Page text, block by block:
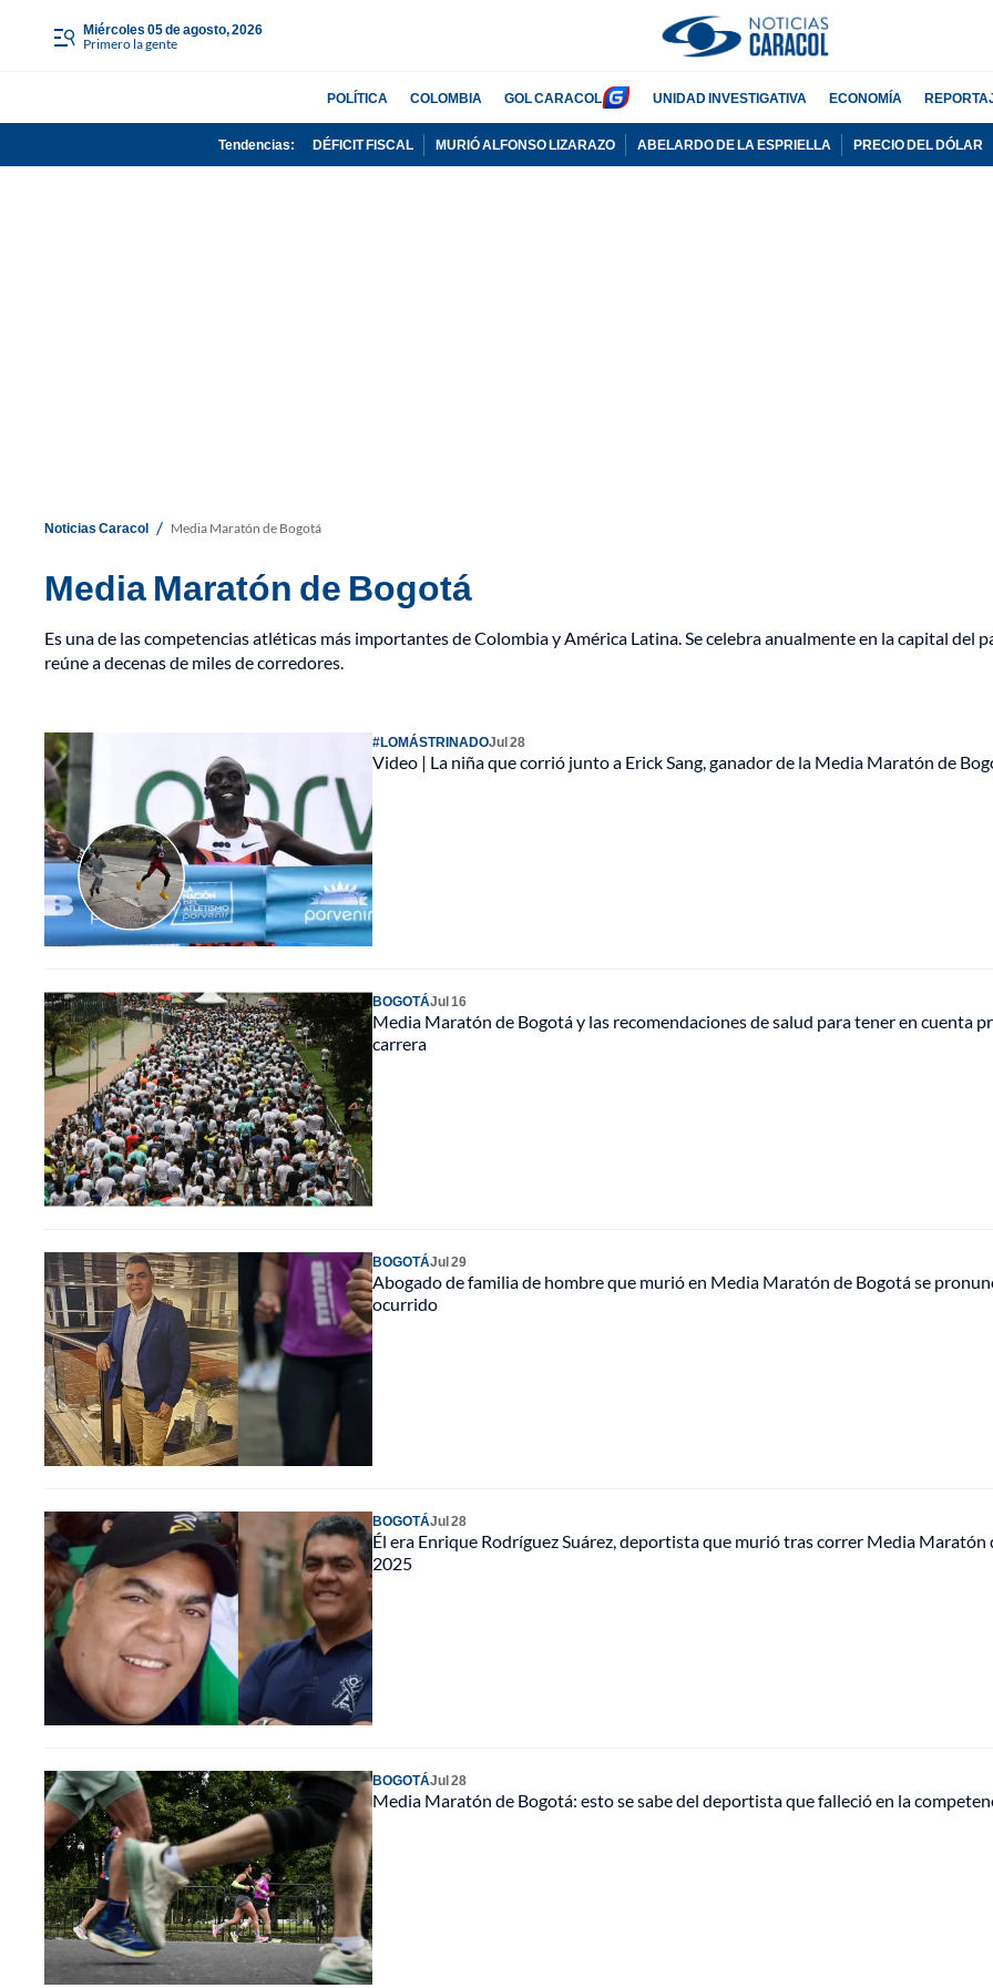
miércoles 05 de agosto, 2026
Primero la gente
POLÍTICA COLOMBIA GOL CARACOL UNIDAD INVESTIGATIVA ECONOMÍA
Tendencias: DÉFICIT FISCAL MURIÓ ALFONSO LIZARAZO ABELARDO DE LA ESPRIELLA PRECIO DEL DÓLAR
Noticias Caracol / Media Maratón de Bogotá
Media Maratón de Bogotá
Es una de las competencias atléticas más importantes de Colombia y América Latina. Se celebra anualmente en la capital del
reúne a decenas de miles de corredores.
#LOMÁSTRINADOJul 28
Video | La niña que corrió junto a Erick Sang, ganador de la Media Maratón de
BOGOTÁJul 16
Media Maratón de Bogotá y las recomendaciones de salud para tener en cuenta
carrera
BOGOTÁJul 29
Abogado de familia de hombre que murió en Media Maratón de Bogotá se
ocurrido
BOGOTÁJul 28
Él era Enrique Rodríguez Suárez, deportista que murió tras correr Media Maratón
2025
BOGOTÁJul 28
Media Maratón de Bogotá: esto se sabe del deportista que falleció en la